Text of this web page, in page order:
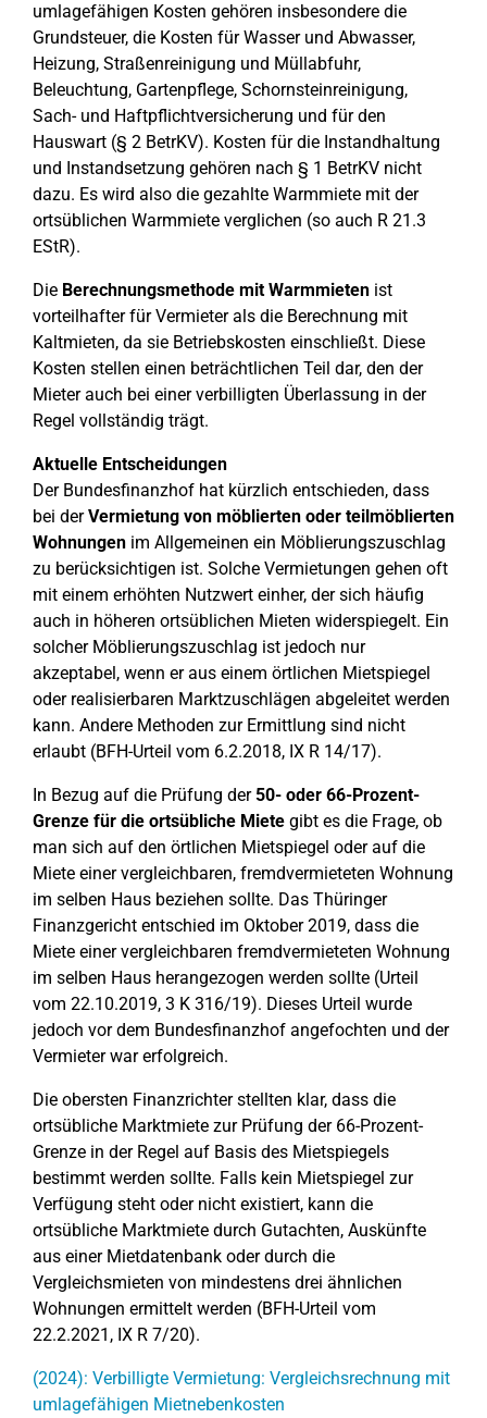
umlagefähigen Kosten gehören insbesondere die
Grundsteuer, die Kosten für Wasser und Abwasser,
Heizung, Straßenreinigung und Müllabfuhr,
Beleuchtung, Gartenpflege, Schornsteinreinigung,
Sach- und Haftpflichtversicherung und für den
Hauswart (§ 2 BetrKV). Kosten für die Instandhaltung
und Instandsetzung gehören nach § 1 BetrKV nicht
dazu. Es wird also die gezahlte Warmmiete mit der
ortsüblichen Warmmiete verglichen (so auch R 21.3
EStR).
Die Berechnungsmethode mit Warmmieten ist
vorteilhafter für Vermieter als die Berechnung mit
Kaltmieten, da sie Betriebskosten einschließt. Diese
Kosten stellen einen beträchtlichen Teil dar, den der
Mieter auch bei einer verbilligten Überlassung in der
Regel vollständig trägt.
Aktuelle Entscheidungen
Der Bundesfinanzhof hat kürzlich entschieden, dass
bei derVermietung von möblierten oder teilmöblierten
Wohnungen im Allgemeinen ein Möblierungszuschlag
zu berücksichtigen ist. Solche Vermietungen gehen oft
mit einem erhöhten Nutzwert einher, der sich häufig
auch in höheren ortsüblichen Mieten widerspiegelt. Ein
solcher Möblierungszuschlag ist jedoch nur
akzeptabel, wenn er aus einem örtlichen Mietspiegel
oder realisierbaren Marktzuschlägen abgeleitet werden
kann. Andere Methoden zur Ermittlung sind nicht
erlaubt (BFH-Urteil vom 6.2.2018, IX R 14/17).
In Bezug auf die Prüfung der50- oder 66-Prozent-
Grenze für die ortsübliche Miete gibt es die Frage, ob
man sich auf den örtlichen Mietspiegel oder auf die
Miete einer vergleichbaren, fremdvermieteten Wohnung
im selben Haus beziehen sollte. Das Thüringer
Finanzgericht entschied im Oktober 2019, dass die
Miete einer vergleichbaren fremdvermieteten Wohnung
im selben Haus herangezogen werden sollte (Urteil
vom 22.10.2019, 3 K 316/19). Dieses Urteil wurde
jedoch vor dem Bundesfinanzhof angefochten und der
Vermieter war erfolgreich.
Die obersten Finanzrichter stellten klar, dass die
ortsübliche Marktmiete zur Prüfung der 66-Prozent-
Grenze in der Regel auf Basis des Mietspiegels
bestimmt werden sollte. Falls kein Mietspiegel zur
Verfügung steht oder nicht existiert, kann die
ortsübliche Marktmiete durch Gutachten, Auskünfte
aus einer Mietdatenbank oder durch die
Vergleichsmieten von mindestens drei ähnlichen
Wohnungen ermittelt werden (BFH-Urteil vom
22.2.2021, IX R 7/20).
(2024): Verbilligte Vermietung: Vergleichsrechnung mit
umlagefähigen Mietnebenkosten